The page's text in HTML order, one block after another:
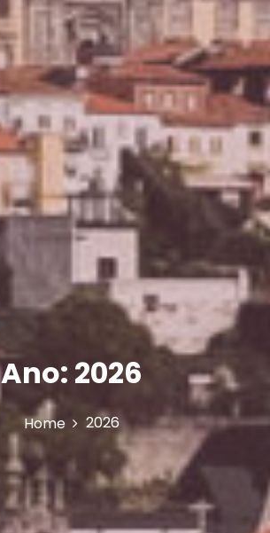
Ano: 2026
Home 2026